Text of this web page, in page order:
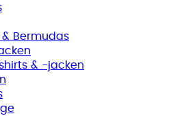
& Bermudas
& -jacken